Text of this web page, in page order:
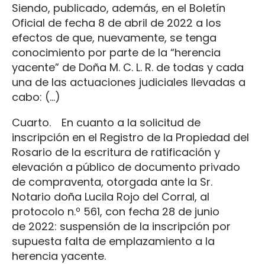
Siendo, publicado, además, en el Boletín
Oficial de fecha 8 de abril de 2022 a los
efectos de que, nuevamente, se tenga
conocimiento por parte de la “herencia
yacente” de Doña M. C. L. R. de todas y cada
una de las actuaciones judiciales llevadas a
cabo: (…)
Cuarto. En cuanto a la solicitud de
inscripción en el Registro de la Propiedad del
Rosario de la escritura de ratificación y
elevación a público de documento privado
de compraventa, otorgada ante la Sr.
Notario doña Lucila Rojo del Corral, al
protocolo n.º 561, con fecha 28 de junio
de 2022: suspensión de la inscripción por
supuesta falta de emplazamiento a la
herencia yacente.